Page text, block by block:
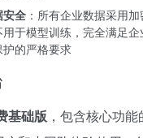
安全 ：所有企业数据采用
于模型训练，完全满足
的严格要求
基础版 ，包含核心功